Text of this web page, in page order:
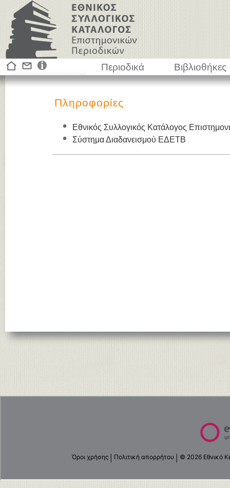
Περιοδικά Βιβλιοθήκες
Πληροφορίες
Εθνικός Συλλογικός Κατάλογος
Σύστημα Διαδανεισμού ΕΔΕΤΒ